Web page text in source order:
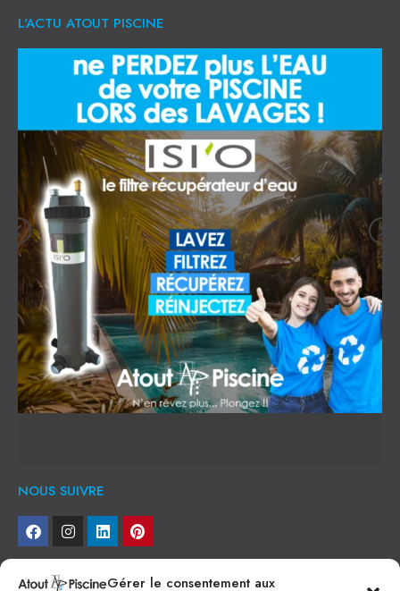
Gérer le consentement aux
L'ACTU ATOUT PISCINE
NOUS SUIVRE
NEWSLETTER